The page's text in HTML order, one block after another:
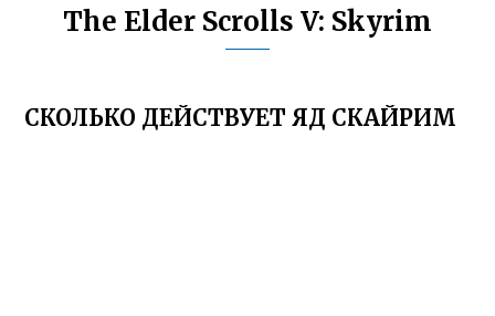
The Elder Scrolls V: Skyrim
СКОЛЬКО ДЕЙСТВУЕТ ЯД СКАЙРИМ